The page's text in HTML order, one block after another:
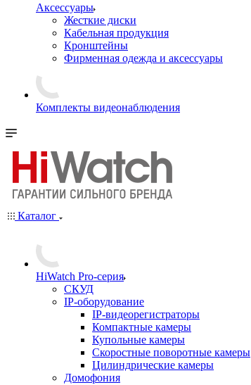
Аксессуары
Жесткие диски
Кабельная продукция
Кронштейны
Фирменная одежда и аксессуары
Комплекты видеонаблюдения
Каталог
HiWatch Pro-серия
CКУД
IP-оборудование
IP-видеорегистраторы
Компактные камеры
Купольные камеры
Скоростные поворотные камеры
Цилиндрические камеры
Домофония